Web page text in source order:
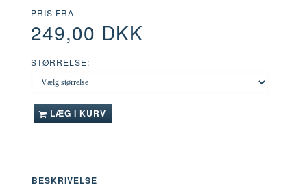
PRIS FRA
249,00 DKK
STØRRELSE:
LÆG I KURV
BESKRIVELSE